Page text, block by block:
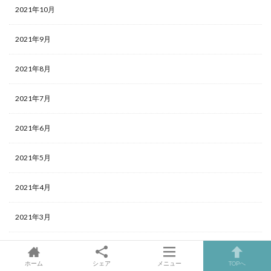
2021年10月
2021年9月
2021年8月
2021年7月
2021年6月
2021年5月
2021年4月
2021年3月
2021年2月
ホーム シェア メニュー TOPへ